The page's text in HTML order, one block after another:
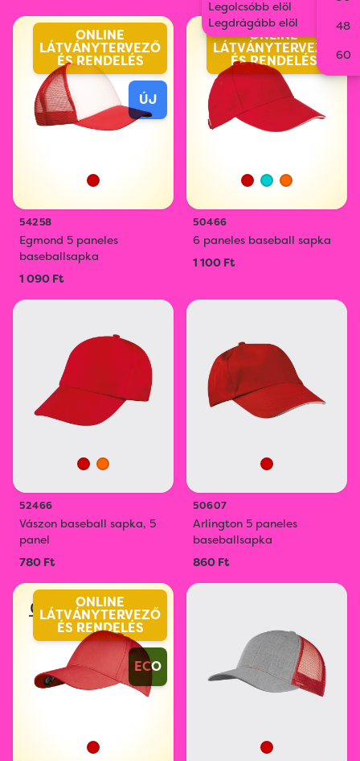
Legolcsóbb elöl
Legdrágább elöl
48
60
ONLINE
LÁTVÁNYTERVEZŐ
ÉS RENDELÉS
ÚJ
54258
Egmond 5 paneles
baseballsapka
1 090 Ft
ONLINE
LÁTVÁNYTERVEZŐ
ÉS RENDELÉS
50466
6 paneles baseball sapka
1 100 Ft
52466
Vászon baseball sapka, 5
panel
780 Ft
50607
Arlington 5 paneles
baseballsapka
860 Ft
ONLINE
LÁTVÁNYTERVEZŐ
ÉS RENDELÉS
ECO